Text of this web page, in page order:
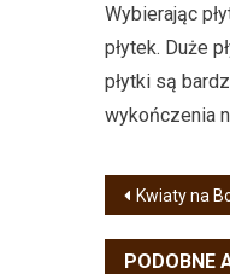
Wybierając
płytek. Duże
płytki są
wykończenia
wpisu
Kwiaty na Boże Narodzenie –
PODOBNE